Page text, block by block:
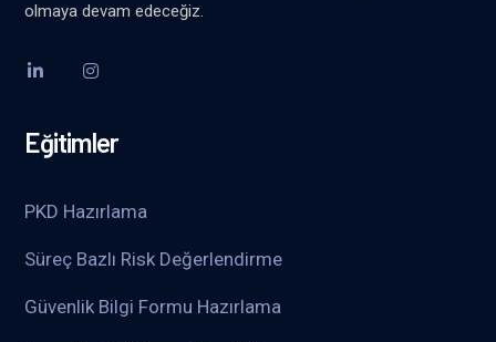
olmaya devam edeceğiz.
Eğitimler
PKD Hazırlama
Süreç Bazlı Risk Değerlendirme
Güvenlik Bilgi Formu Hazırlama